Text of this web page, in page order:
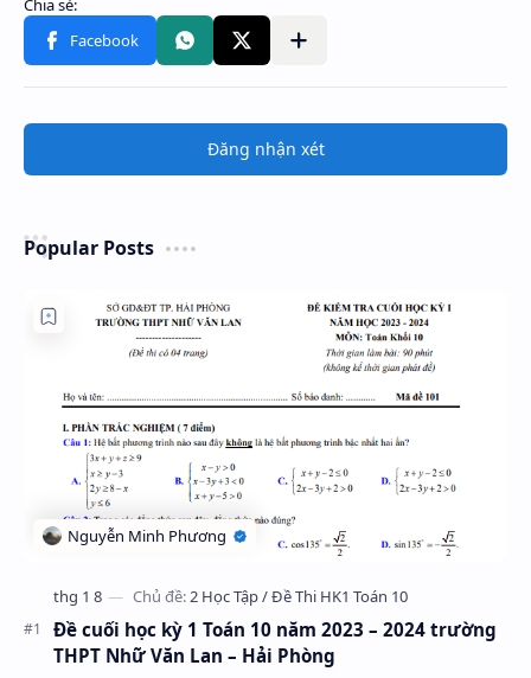
Đăng nhận xét
Popular Posts
Đề cuối học kỳ 1 Toán 10 năm 2023 – 2024 trường
THPT Nhữ Văn Lan – Hải Phòng